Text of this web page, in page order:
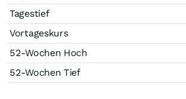
Tagestief
Vortageskurs
52-Wochen Hoch
52-Wochen Tief